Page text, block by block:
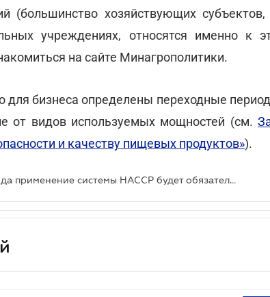
(большинство хозяйствующих
учреждениях, относятся именно к
на сайте Минагрополитики.
для бизнеса определены переходные
от видов используемых мощностей (см.
и качеству пищевых продуктов»).
Через полтора года применение системы НАССР будет обязательно во всех учебных заведениях